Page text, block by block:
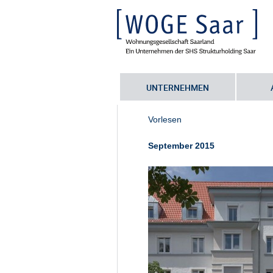
UNTERNEHMEN
Sie befinden sich hier:
Vorlesen
September 2015